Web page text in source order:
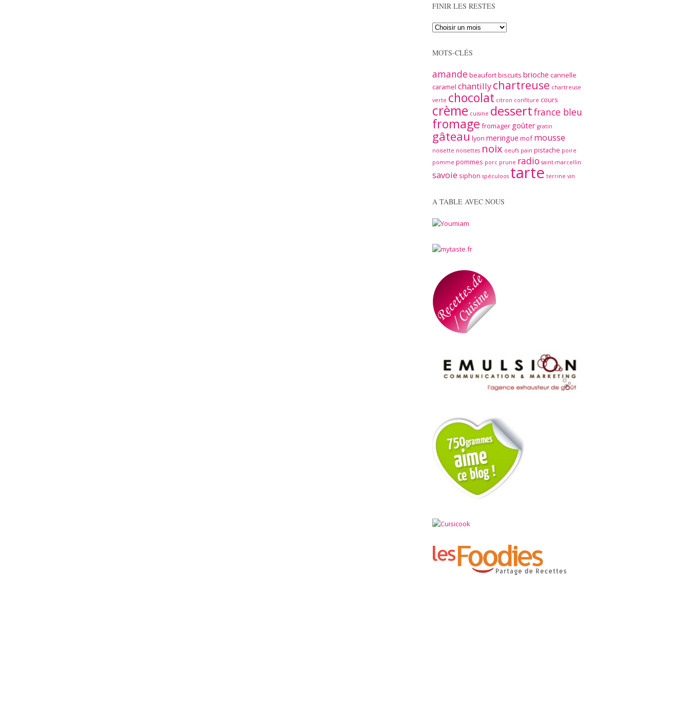
FINIR LES RESTES
MOTS-CLÉS
amandebeaufortbiscuits brioche cannelle
caramel chantillychartreuse chartreuse
verte chocolat citron confiture cours
crème cuisine dessertfrance bleu
fromage fromager goûter gratin
gâteaulyon meringue mof mousse
noisette noisettes noix oeufs pain pistache poire
pomme pommes porc prune radio saint-marcellin
savoie siphon spéculoos tarte terrine vin
A TABLE AVEC NOUS